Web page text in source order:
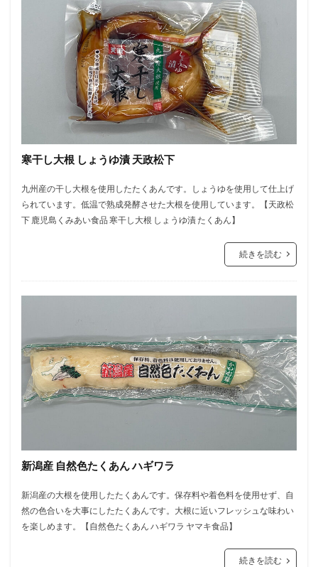
寒干し大根 しょうゆ漬 天政松下
九州産の干し大根を使用したたくあんです。しょうゆを使用して仕上げ
られています。低温で熟成発酵させた大根を使用しています。【天政松
下 鹿児島くみあい食品 寒干し大根 しょうゆ漬 たくあん】
続きを読む
新潟産 自然色たくあん ハギワラ
新潟産の大根を使用したたくあんです。保存料や着色料を使用せず、自
然の色合いを大事にしたたくあんです。大根に近いフレッシュな味わい
を楽しめます。【自然色たくあん ハギワラ ヤマキ食品】
続きを読む